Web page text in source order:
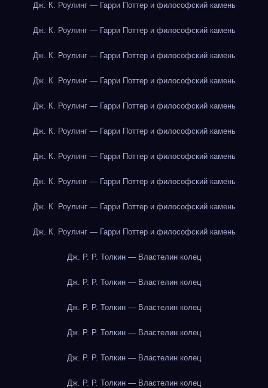
Дж. К. Роулинг — Гарри Поттер и философский камень
Дж. К. Роулинг — Гарри Поттер и философский камень
Дж. К. Роулинг — Гарри Поттер и философский камень
Дж. К. Роулинг — Гарри Поттер и философский камень
Дж. К. Роулинг — Гарри Поттер и философский камень
Дж. К. Роулинг — Гарри Поттер и философский камень
Дж. К. Роулинг — Гарри Поттер и философский камень
Дж. К. Роулинг — Гарри Поттер и философский камень
Дж. К. Роулинг — Гарри Поттер и философский камень
Дж. К. Роулинг — Гарри Поттер и философский камень
Дж. Р. Р. Толкин — Властелин колец
Дж. Р. Р. Толкин — Властелин колец
Дж. Р. Р. Толкин — Властелин колец
Дж. Р. Р. Толкин — Властелин колец
Дж. Р. Р. Толкин — Властелин колец
Дж. Р. Р. Толкин — Властелин колец